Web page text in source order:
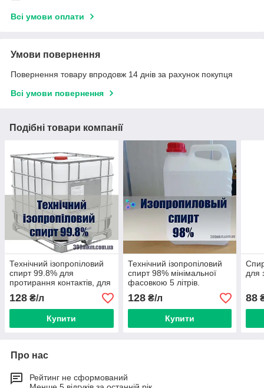
Всі умови оплати
Умови повернення
Повернення товару впродовж 14 днів за рахунок покупця
Всі умови повернення
Подібні товари компанії
Технічний ізопропіловий
спирт 99.8% для
протирання контактів, для
дезінфікуючих засобів
128 ₴/л
Купити
Технічний ізопропіловий
спирт 98% мінімальної
фасовкою 5 літрів.
128₴/л
Купити
для
88
Про нас
Рейтинг не сформований